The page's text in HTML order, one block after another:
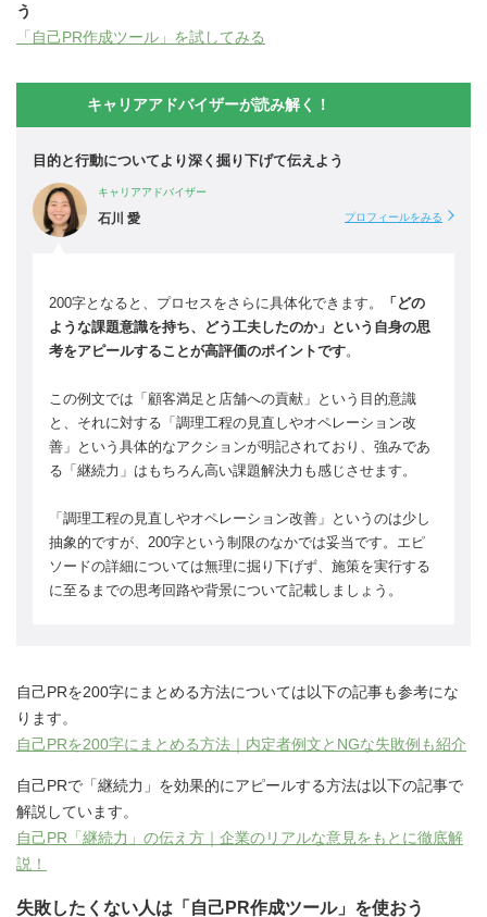
う
「自己PR作成ツール」を試してみる
キャリアアドバイザーが読み解く！
目的と行動についてより深く掘り下げて伝えよう
キャリアアドバイザー
石川 愛 プロフィールをみる
200字となると、プロセスをさらに具体化できます。
「どの
ような課題意識を持ち、どう工夫したのか」という自身の思
考をアピールすることが高評価のポイントです。
この例文では「顧客満足と店舗への貢献」という目的意識
と、それに対する「調理工程の見直しやオペレーション改
善」という具体的なアクションが明記されており、強みであ
る「継続力」はもちろん高い課題解決力も感じさせます。
「調理工程の見直しやオペレーション改善」というのは少し
抽象的ですが、200字という制限のなかでは妥当です。エピ
ソードの詳細については無理に掘り下げず、施策を実行する
に至るまでの思考回路や背景について記載しましょう。
自己PRを200字にまとめる方法については以下の記事も参考にな
ります。
自己PRを200字にまとめる方法｜内定者例文とNGな失敗例も紹介
自己PRで「継続力」を効果的にアピールする方法は以下の記事で
解説しています。
自己PR「継続力」の伝え方｜企業のリアルな意見をもとに徹底解
説！
失敗したくない人は「自己PR作成ツール」を使おう